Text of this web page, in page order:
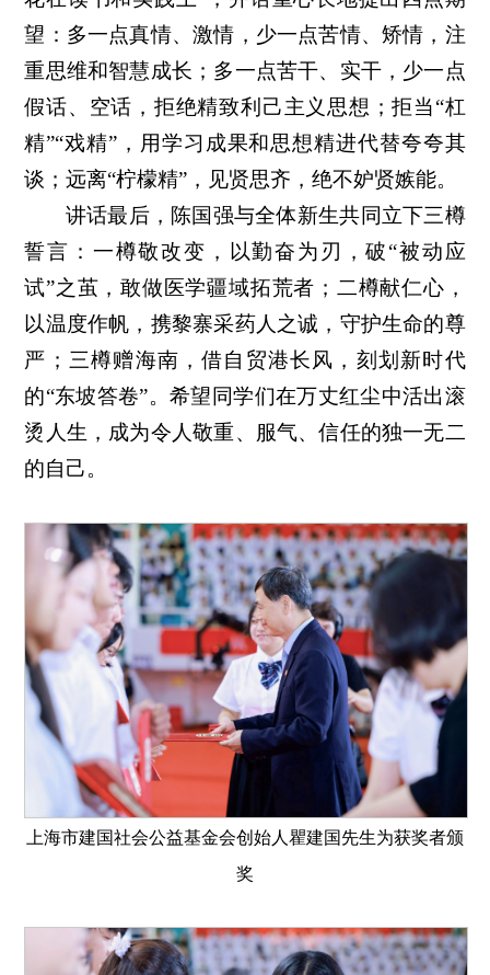
望：多一点真情、激情，少一点苦情、矫情，注
重思维和智慧成长；多一点苦干、实干，少一点
假话、空话，拒绝精致利己主义思想；拒当“杠
精”“戏精”，用学习成果和思想精进代替夸夸其
谈；远离“柠檬精”，见贤思齐，绝不妒贤嫉能。
讲话最后，陈国强与全体新生共同立下三樽
誓言：一樽敬改变，以勤奋为刃，破“被动应
试”之茧，敢做医学疆域拓荒者；二樽献仁心，
以温度作帆，携黎寨采药人之诚，守护生命的尊
严；三樽赠海南，借自贸港长风，刻划新时代
的“东坡答卷”。希望同学们在万丈红尘中活出滚
烫人生，成为令人敬重、服气、信任的独一无二
的自己。
上海市建国社会公益基金会创始人瞿建国先生为获奖者颁
奖